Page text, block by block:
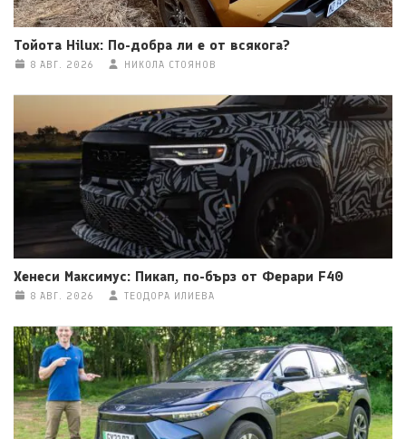
Тойота Hilux: По-добра ли е от всякога?
8 АВГ. 2026 НИКОЛА СТОЯНОВ
Хенеси Максимус: Пикап, по-бърз от Ферари F40
8 АВГ. 2026 ТЕОДОРА ИЛИЕВА